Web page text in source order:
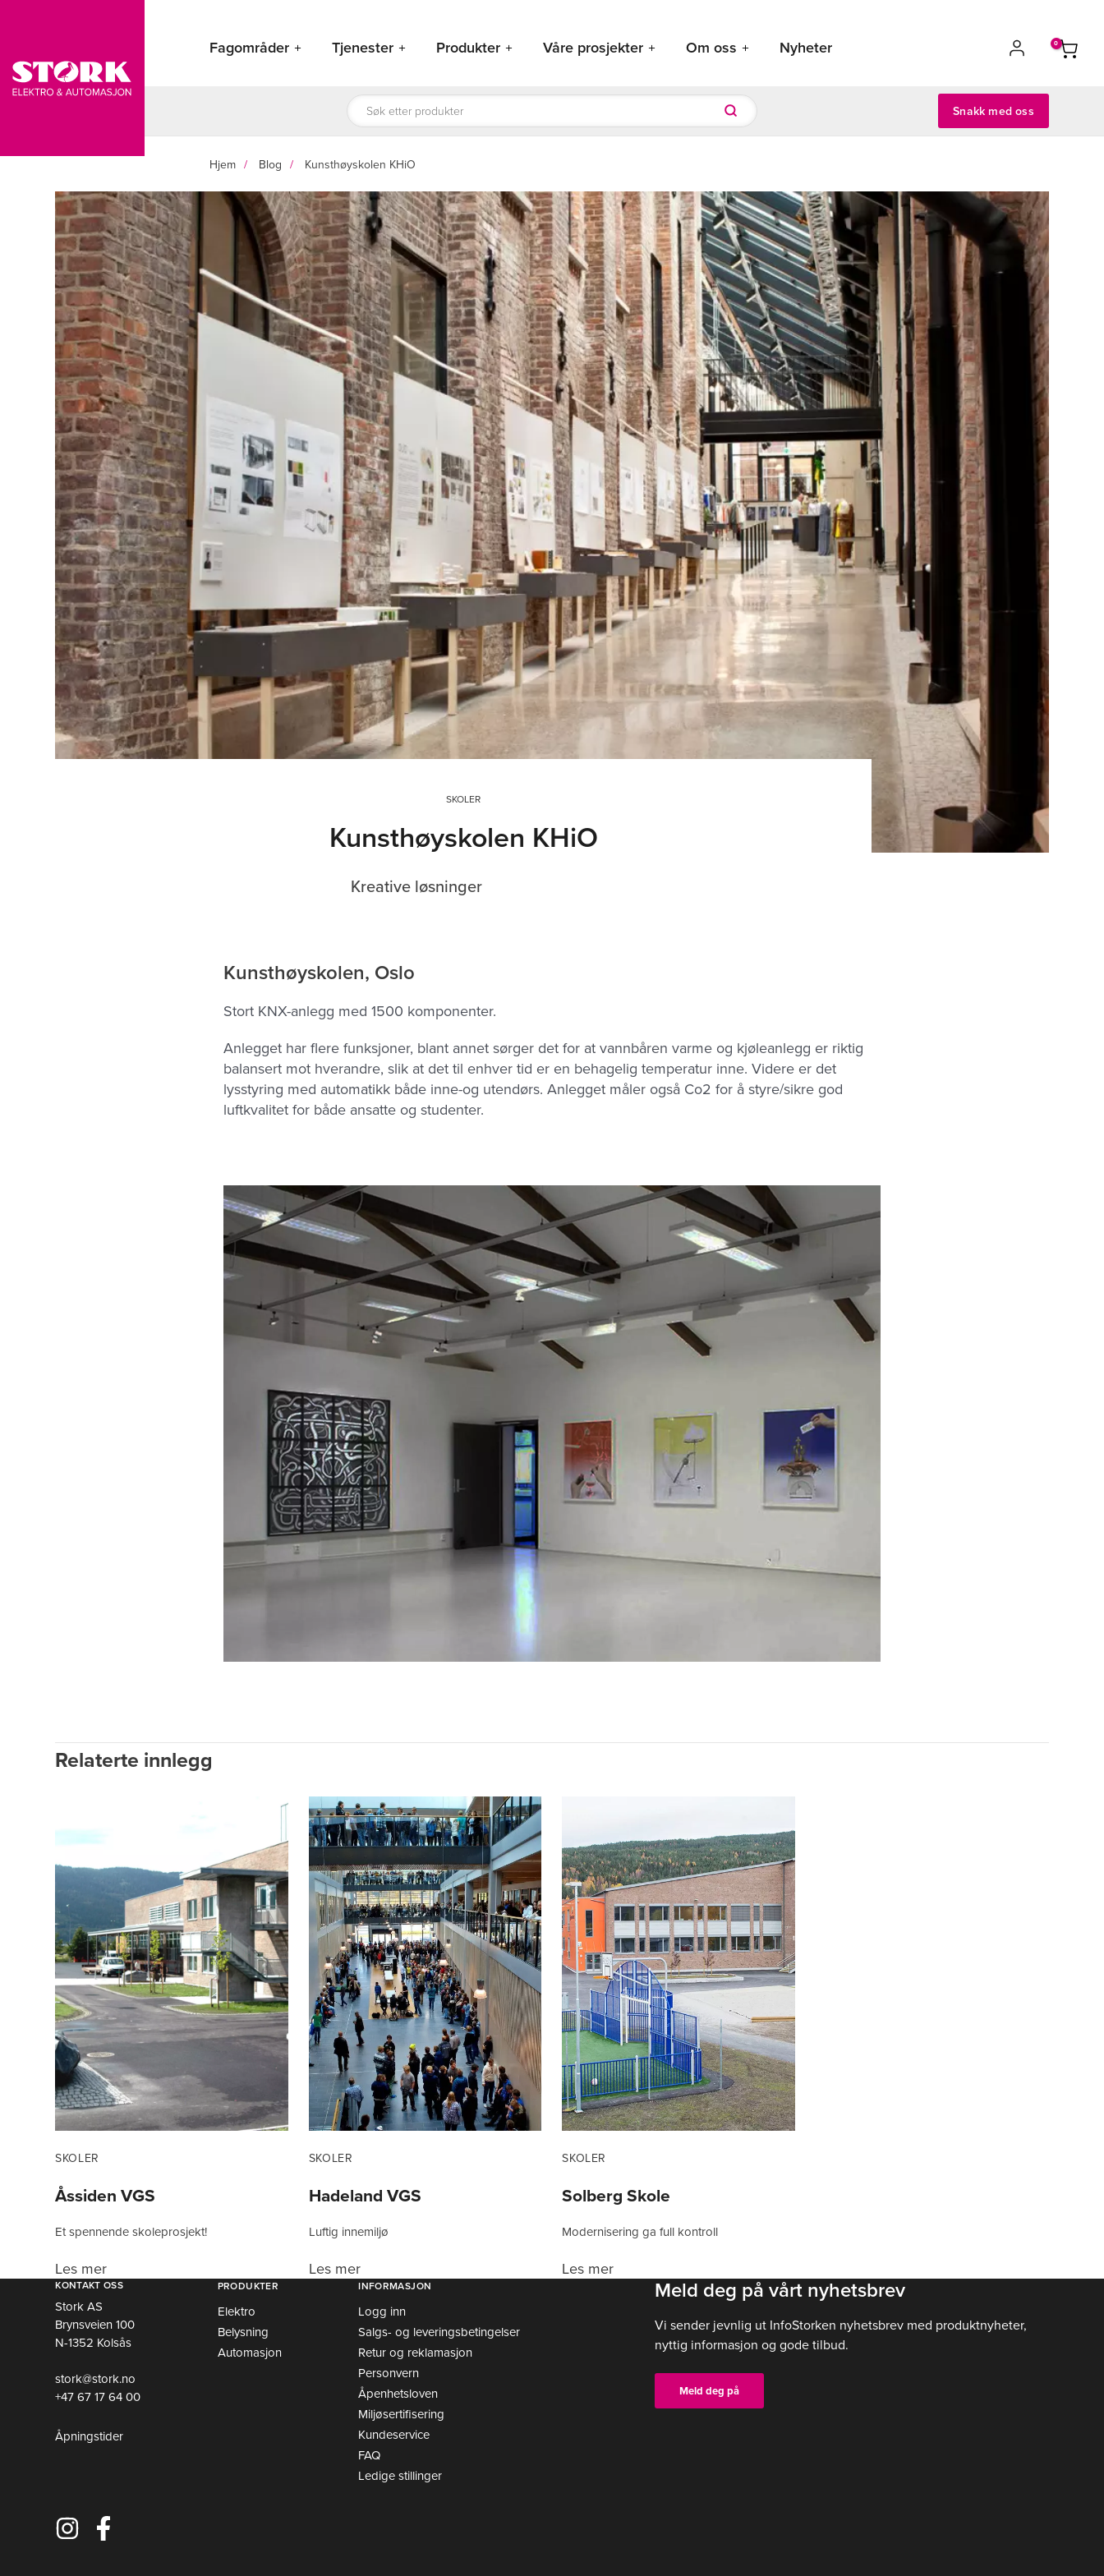
innholdet
Fagområder Tjenester Produkter Våre prosjekter Om oss Nyheter
Products
search Snakk med oss
Hjem Blog Kunsthøyskolen KHiO
Kunsthøyskolen KHiO
SKOLER
Kreative løsninger
Kunsthøyskolen, Oslo
Stort KNX-anlegg med 1500 komponenter.
Anlegget har flere funksjoner, blant annet sørger det for at vannbåren varme og kjøleanlegg er riktig
balansert mot hverandre, slik at det til enhver tid er en behagelig temperatur inne. Videre er det
lysstyring med automatikk både inne-og utendørs. Anlegget måler også Co2 for å styre/sikre god
luftkvalitet for både ansatte og studenter.
Relaterte innlegg
Åssiden VGS
SKOLER
Et spennende skoleprosjekt!
Les mer
Hadeland VGS
SKOLER
Luftig innemiljø
Les mer
Solberg Skole
SKOLER
Modernisering ga full kontroll
Les mer
KONTAKT OSS
Stork AS
Brynsveien 100
N-1352 Kolsås
stork@stork.no
+47 67 17 64 00
Åpningstider
PRODUKTER
Elektro
Belysning
Automasjon
INFORMASJON
Logg inn
Salgs- og leveringsbetingelser
Retur og reklamasjon
Personvern
Åpenhetsloven
Miljøsertifisering
Kundeservice
FAQ
Ledige stillinger
Meld deg på vårt nyhetsbrev
Vi sender jevnlig ut InfoStorken nyhetsbrev med produktnyheter,
nyttig informasjon og gode tilbud.
Meld deg på